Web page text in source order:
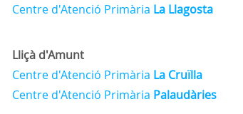
Centre d'Atenció Primària La Llagosta
Lliçà d'Amunt
Centre d'Atenció Primària La Cruïlla
Centre d'Atenció Primària Palaudàries